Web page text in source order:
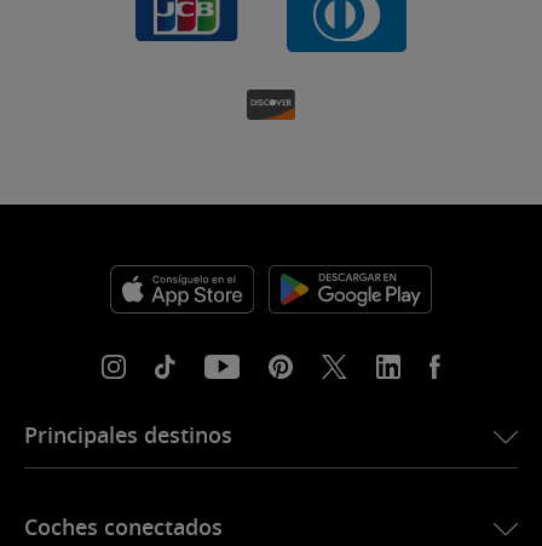
Principales destinos
eSIM para Europa
Coches conectados